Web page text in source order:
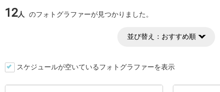
12人 のフォトグラファーが見つかりました。
並び替え： おすすめ順
スケジュールが空いているフォトグラファーを表示